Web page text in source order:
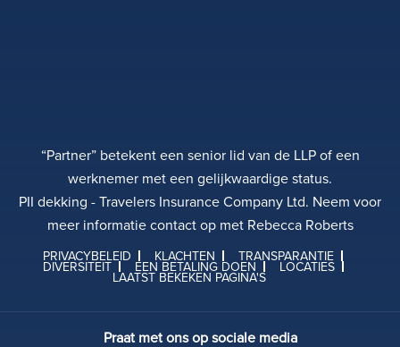
“Partner” betekent een senior lid van de LLP of een
werknemer met een gelijkwaardige status.
PII dekking - Travelers Insurance Company Ltd. Neem voor
meer informatie contact op met Rebecca Roberts
PRIVACYBELEID KLACHTEN TRANSPARANTIE
DIVERSITEIT EEN BETALING DOEN LOCATIES
LAATST BEKEKEN PAGINA'S
Praat met ons op sociale media